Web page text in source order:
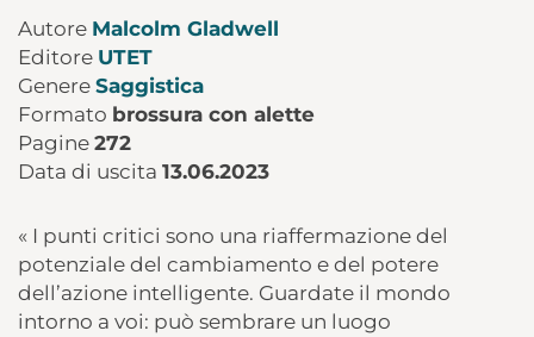
Autore Malcolm Gladwell
Editore UTET
Genere Saggistica
Formato brossura con alette
Pagine 272
Data di uscita 13.06.2023
« I punti critici sono una riaffermazione del
potenziale del cambiamento e del potere
dell’azione intelligente. Guardate il mondo
intorno a voi: può sembrare un luogo